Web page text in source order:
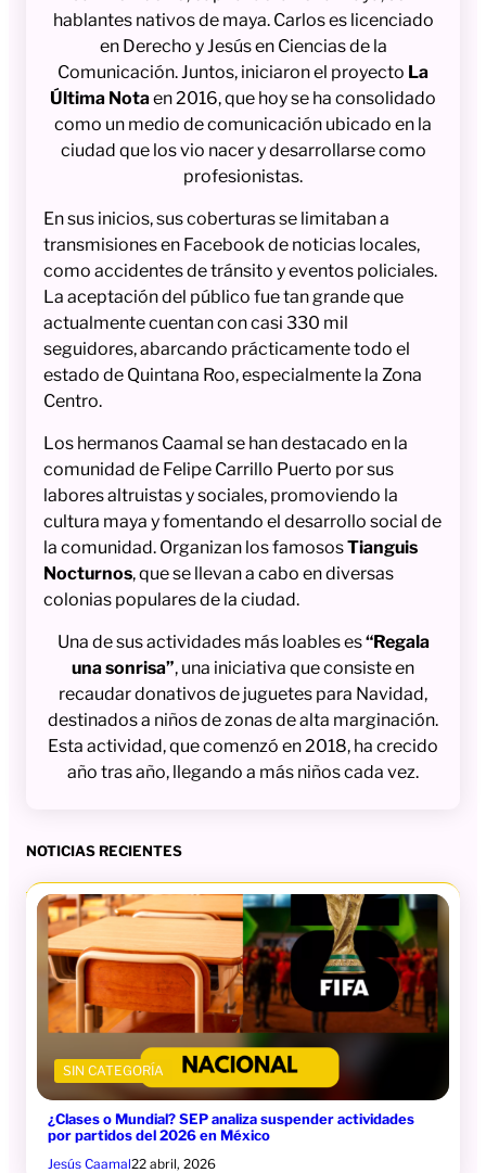
hablantes nativos de maya. Carlos es licenciado
en Derecho y Jesús en Ciencias de la
Comunicación. Juntos, iniciaron el proyecto La
Última Notaen 2016, que hoy se ha consolidado
como un medio de comunicación ubicado en la
ciudad que los vio nacer y desarrollarse como
profesionistas.
En sus inicios, sus coberturas se limitaban a
transmisiones en Facebook de noticias locales,
como accidentes de tránsito y eventos policiales.
La aceptación del público fue tan grande que
actualmente cuentan con casi 330 mil
seguidores, abarcando prácticamente todo el
estado de Quintana Roo, especialmente la Zona
Centro.
Los hermanos Caamal se han destacado en la
comunidad de Felipe Carrillo Puerto por sus
labores altruistas y sociales, promoviendo la
cultura maya y fomentando el desarrollo social de
la comunidad. Organizan los famososTianguis
Nocturnos, que se llevan a cabo en diversas
colonias populares de la ciudad.
Una de sus actividades más loables es“Regala
una sonrisa”, una iniciativa que consiste en
recaudar donativos de juguetes para Navidad,
destinados a niños de zonas de alta marginación.
Esta actividad, que comenzó en 2018, ha crecido
año tras año, llegando a más niños cada vez.
NOTICIAS RECIENTES
SIN CATEGORÍA
¿Clases o Mundial? SEP analiza suspender actividades
por partidos del 2026 en México
Jesús Caamal22 abril, 2026